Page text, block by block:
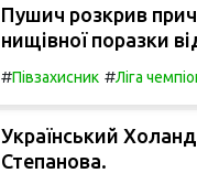
Пушич розкрив
нищівної поразки
#Півзахисник #Ліга
Український
Степанова.